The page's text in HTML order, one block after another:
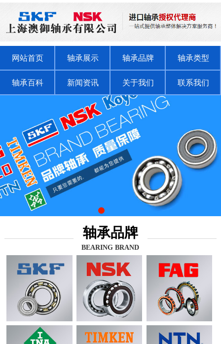
网站首页 轴承展示 轴承品牌 轴承类型
轴承百科 新闻资讯 关于我们 联系我们
轴承品牌
BEARING BRAND